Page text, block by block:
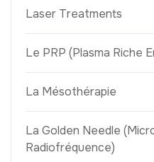
Laser Treatments
Le PRP (Plasma Riche
La Mésothérapie
La Golden Needle
Radiofréquence)